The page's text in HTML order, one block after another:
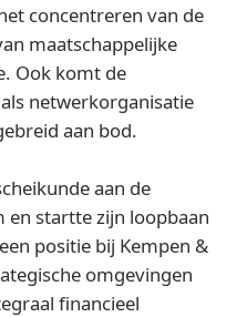
concentreren van de
maatschappelijke
Ook komt de
netwerkorganisatie
aan bod.
aan de
startte zijn loopbaan
positie bij Kempen &
omgevingen
financieel